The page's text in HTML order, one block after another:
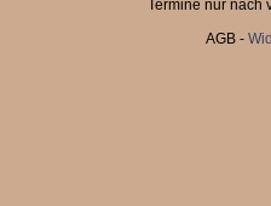
Termine nur nach
AGB -